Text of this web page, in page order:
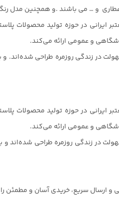
عطاری و … می باشند .و همچنین مدل
ایرانی در حوزه تولید محصولات
و عمومی ارائه می‌کند.
در زندگی روزمره طراحی شده‌اند.
ایرانی در حوزه تولید محصولات
و عمومی ارائه می‌کند.
در زندگی روزمره طراحی شده‌اند و
و ارسال سریع، خریدی آسان و مطمئن